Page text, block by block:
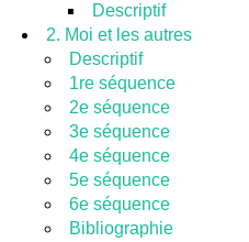
Descriptif
2. Moi et les autres
Descriptif
1re séquence
2e séquence
3e séquence
4e séquence
5e séquence
6e séquence
Bibliographie